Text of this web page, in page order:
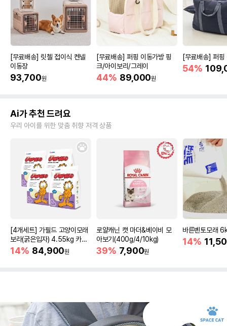
[무료배송] 릿첼 접이식 켄넬
이동장
93,700원
[무료배송] 퍼핑 이동가방 핑
크/아이보리/그레이
44% 89,000원
[무료배송] 퍼핑
54%
Ai가 추천 드려요
우리 아이를 위한 맞춤 취향 저격 상품
[4개세트] 가필드 고양이모래
보라(굵은입자) 4.55kg 카사
바모래
14% 84,900원
로얄캐닌 캣 마더&베이비 모
아보기(400g/4/10kg)
39% 7,900원
바른벤토모래
14%